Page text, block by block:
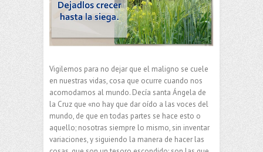
Vigilemos para no dejar que el maligno se cuele
en nuestras vidas, cosa que ocurre cuando nos
acomodamos al mundo. Decía santa Ángela de
la Cruz que «no hay que dar oído a las voces del
mundo, de que en todas partes se hace esto o
aquello; nosotras siempre lo mismo, sin inventar
variaciones, y siguiendo la manera de hacer las